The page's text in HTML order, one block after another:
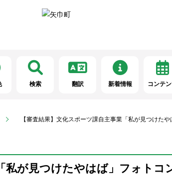
検索 翻訳 新着情報 コンテ
【審査結果】文化スポーツ課自主事業「私が見つけた
私が見つけたやはば」フォト